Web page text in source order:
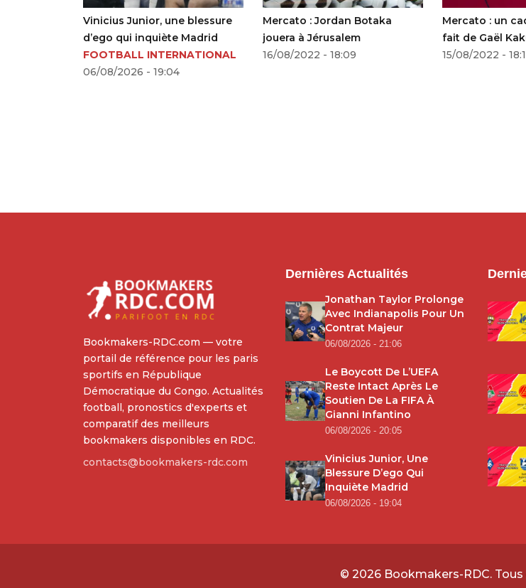
Vinicius Junior, une blessure
d’ego qui inquiète Madrid
FOOTBALL INTERNATIONAL
06/08/2026 - 19:04
Mercato : Jordan Botaka
jouera à Jérusalem
16/08/2022 - 18:09
Mercato : un
fait de Gaël
15/08/2022 -
Bookmakers-RDC.com — votre
portail de référence pour les paris
sportifs en République
Démocratique du Congo. Actualités
football, pronostics d'experts et
comparatif des meilleurs
bookmakers disponibles en RDC.
contacts@bookmakers-rdc.com
Dernières Actualités
Jonathan Taylor Prolonge
Avec Indianapolis Pour Un
Contrat Majeur
06/08/2026 - 21:06
Le Boycott De L’UEFA
Reste Intact Après Le
Soutien De La FIFA À
Gianni Infantino
06/08/2026 - 20:05
Vinicius Junior, Une
Blessure D’ego Qui
Inquiète Madrid
06/08/2026 - 19:04
© 2026 Bookmakers-RDC.